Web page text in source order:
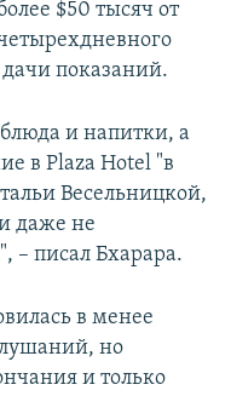
$50 тысяч от
показаний.
и напитки, а
в Plaza Hotel "в
Весельницкой,
даже не
– писал Бхарара.
в менее
но
и только